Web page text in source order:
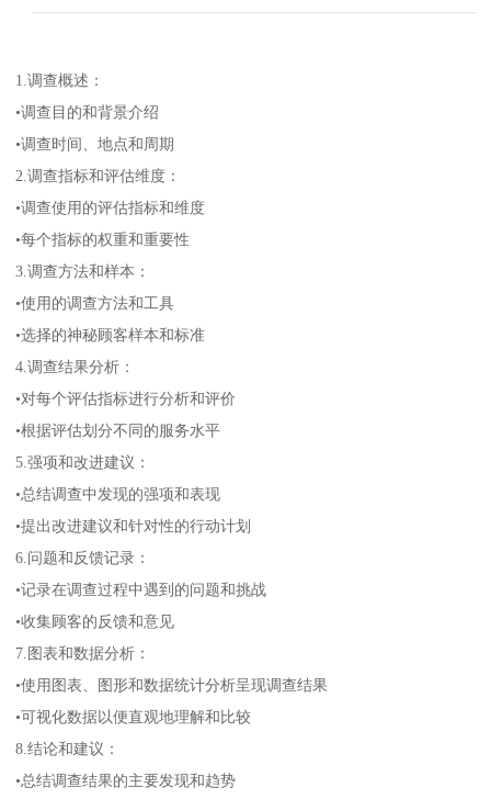
1.调查概述：
•调查目的和背景介绍
•调查时间、地点和周期
2.调查指标和评估维度：
•调查使用的评估指标和维度
•每个指标的权重和重要性
3.调查方法和样本：
•使用的调查方法和工具
•选择的神秘顾客样本和标准
4.调查结果分析：
•对每个评估指标进行分析和评价
•根据评估划分不同的服务水平
5.强项和改进建议：
•总结调查中发现的强项和表现
•提出改进建议和针对性的行动计划
6.问题和反馈记录：
•记录在调查过程中遇到的问题和挑战
•收集顾客的反馈和意见
7.图表和数据分析：
•使用图表、图形和数据统计分析呈现调查结果
•可视化数据以便直观地理解和比较
8.结论和建议：
•总结调查结果的主要发现和趋势